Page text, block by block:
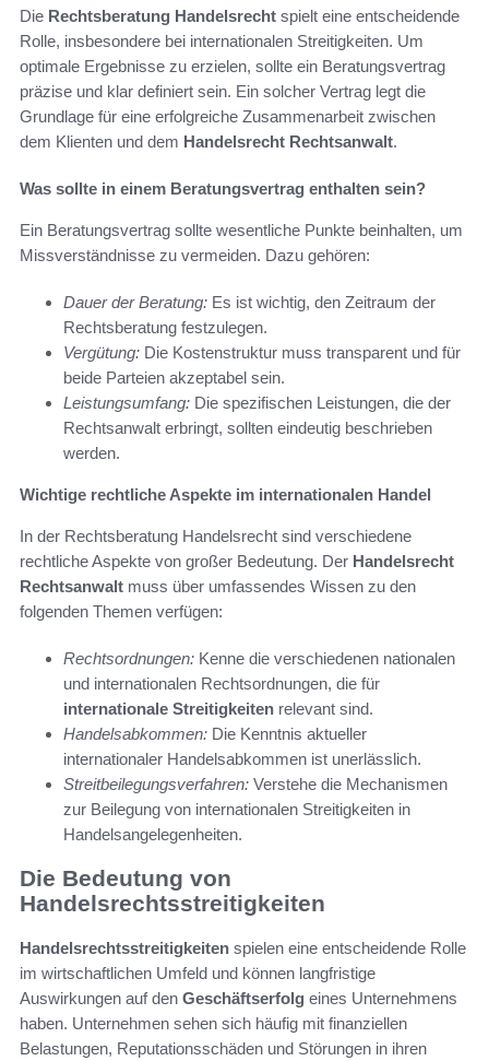
Die Rechtsberatung Handelsrecht spielt eine entscheidende
Rolle, insbesondere bei internationalen Streitigkeiten. Um
optimale Ergebnisse zu erzielen, sollte ein Beratungsvertrag
präzise und klar definiert sein. Ein solcher Vertrag legt die
Grundlage für eine erfolgreiche Zusammenarbeit zwischen
dem Klienten und dem Handelsrecht Rechtsanwalt.
Was sollte in einem Beratungsvertrag enthalten sein?
Ein Beratungsvertrag sollte wesentliche Punkte beinhalten, um
Missverständnisse zu vermeiden. Dazu gehören:
Dauer der Beratung: Es ist wichtig, den Zeitraum der
Rechtsberatung festzulegen.
Vergütung: Die Kostenstruktur muss transparent und für
beide Parteien akzeptabel sein.
Leistungsumfang: Die spezifischen Leistungen, die der
Rechtsanwalt erbringt, sollten eindeutig beschrieben
werden.
Wichtige rechtliche Aspekte im internationalen Handel
In der Rechtsberatung Handelsrecht sind verschiedene
rechtliche Aspekte von großer Bedeutung. Der Handelsrecht
Rechtsanwalt muss über umfassendes Wissen zu den
folgenden Themen verfügen:
Rechtsordnungen: Kenne die verschiedenen nationalen
und internationalen Rechtsordnungen, die für
internationale Streitigkeiten relevant sind.
Handelsabkommen: Die Kenntnis aktueller
internationaler Handelsabkommen ist unerlässlich.
Streitbeilegungsverfahren: Verstehe die Mechanismen
zur Beilegung von internationalen Streitigkeiten in
Handelsangelegenheiten.
Die Bedeutung von
Handelsrechtsstreitigkeiten
Handelsrechtsstreitigkeiten spielen eine entscheidende Rolle
im wirtschaftlichen Umfeld und können langfristige
Auswirkungen auf den Geschäftserfolg eines Unternehmens
haben. Unternehmen sehen sich häufig mit finanziellen
Belastungen, Reputationsschäden und Störungen in ihren